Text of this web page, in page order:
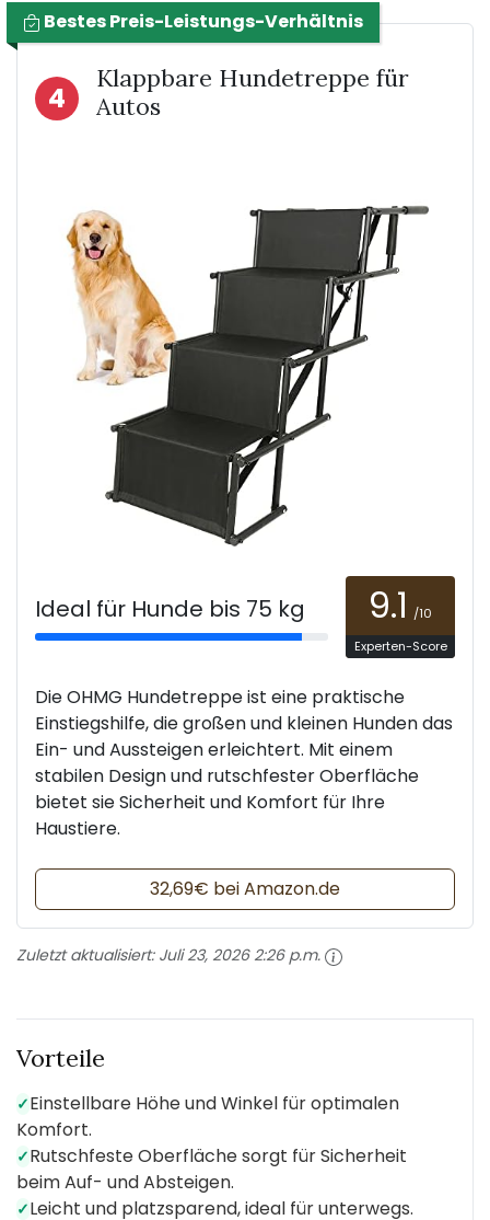
Bestes Preis-Leistungs-Verhältnis
4
Klappbare Hundetreppe für
Autos
Ideal für Hunde bis 75 kg 9.1 /10
Experten-Score
Die OHMG Hundetreppe ist eine praktische
Einstiegshilfe, die großen und kleinen Hunden das
Ein- und Aussteigen erleichtert. Mit einem
stabilen Design und rutschfester Oberfläche
bietet sie Sicherheit und Komfort für Ihre
Haustiere.
32,69€ bei Amazon.de
Zuletzt aktualisiert: Juli 23, 2026 2:26 p.m.
Vorteile
✓Einstellbare Höhe und Winkel für optimalen
Komfort.
✓Rutschfeste Oberfläche sorgt für Sicherheit
beim Auf- und Absteigen.
✓Leicht und platzsparend, ideal für unterwegs.